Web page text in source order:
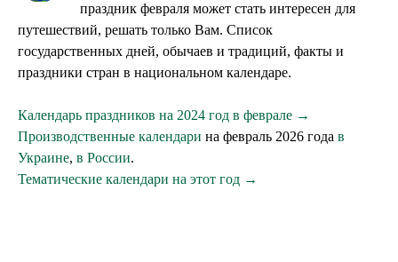
праздник февраля может стать интересен для
путешествий, решать только Вам. Список
государственных дней, обычаев и традиций, факты и
праздники стран в национальном календаре.
Календарь праздников на 2024 год в феврале →
Производственные календари на февраль 2026 года в
Украине, в России.
Тематические календари на этот год →